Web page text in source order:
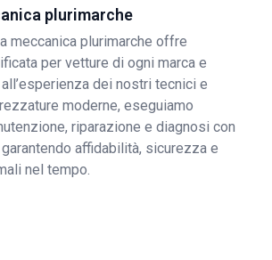
plurimarche
meccanica plurimarche offre
per vetture di ogni marca e
dei nostri tecnici e
moderne, eseguiamo
riparazione e diagnosi con
affidabilità, sicurezza e
nel tempo.